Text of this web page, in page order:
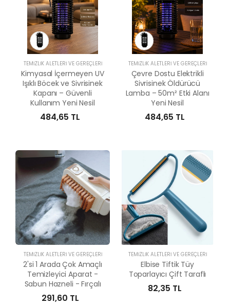
TEMIZLIK ALETLERI VE GEREÇLERI
Kimyasal İçermeyen UV
Işıklı Böcek ve Sivrisinek
Kapanı – Güvenli
Kullanım Yeni Nesil
484,65 TL
TEMIZLIK ALETLERI VE GEREÇLERI
Çevre Dostu Elektrikli
Sivrisinek Öldürücü
Lamba – 50m² Etki Alanı
Yeni Nesil
484,65 TL
TEMIZLIK ALETLERI VE GEREÇLERI
2'si 1 Arada Çok Amaçlı
Temizleyici Aparat -
Sabun Hazneli - Fırçalı
291,60 TL
TEMIZLIK ALETLERI VE GEREÇLERI
Elbise Tiftik Tüy
Toparlayıcı Çift Taraflı
82,35 TL